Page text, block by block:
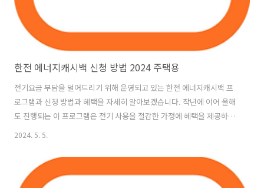
한전 에너지캐시백 신청 방법 2024 주택용
전기요금 부담을 덜어드리기 위해 운영되고 있는 한전 에너지캐시백 프
로그램과 신청 방법과 혜택을 자세히 알아보겠습니다. 작년에 이어 올해
도 진행되는 이 프로그램은 전기 사용을 절감한 가정에 혜택을 제공하여
경제적 부담을 줄여드릴 수 있을 것입니다. 신청 방법 및 절차한전 주택
니다.온라인 신청온라인 신청은 한전 에너지 캐시백 홈페이지를 통해 손
쉽게 신청할 수 있는데요. 홈페이지 접속 후, '에너지 캐시백' 섹션에서
2024. 5. 5.